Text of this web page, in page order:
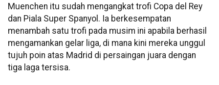
Muenchen itu sudah mengangkat trofi Copa del Rey
dan Piala Super Spanyol. Ia berkesempatan
menambah satu trofi pada musim ini apabila berhasil
mengamankan gelar liga, di mana kini mereka unggul
tujuh poin atas Madrid di persaingan juara dengan
tiga laga tersisa.